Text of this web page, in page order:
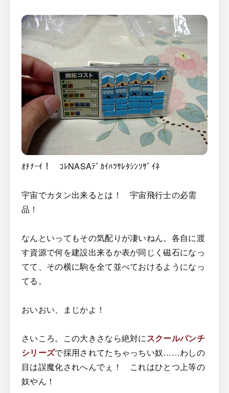
ｵﾁﾅｰｲ！ ｺﾚNASAﾃﾞｶｲﾊﾂｻﾚﾀｼﾝｿｻﾞｲﾈ
宇宙でカタン出来るとは！ 宇宙飛行士の必需
品！
なんといってもその気配りが凄いねん。各自に渡
す資源で何を建設出来るか表が同じく磁石になっ
てて、その横に駒を全て並べておけるようになっ
てる。
おいおい、まじかよ！
さいころ。この大きさなら絶対にスクールパンチ
シリーズで採用されてたちゃっちい奴……わしの
目は誤魔化されへんでぇ！ これはひとつ上等の
奴やん！